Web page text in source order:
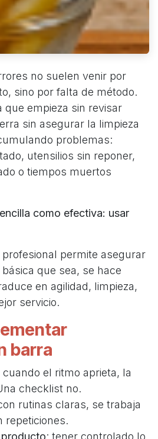
no suelen venir por
sino por falta de método.
que empieza sin revisar
sin asegurar la limpieza
problemas:
utensilios sin reponer,
o tiempos muertos
como efectiva: usar
permite asegurar
que sea, se hace
en agilidad, limpieza,
servicio.
barra
cuando el ritmo aprieta, la
checklist no.
rutinas claras, se trabaja
repeticiones.
: tener controlado lo